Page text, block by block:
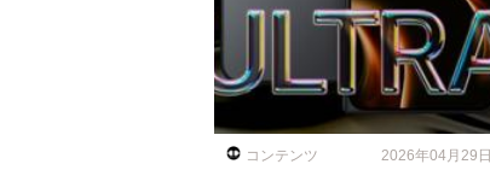
コンテンツ 2026年04月29日